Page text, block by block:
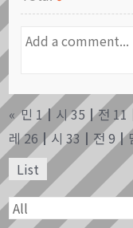
« 민 1┃시 35┃전
레 26┃시 33┃전 9┃
List